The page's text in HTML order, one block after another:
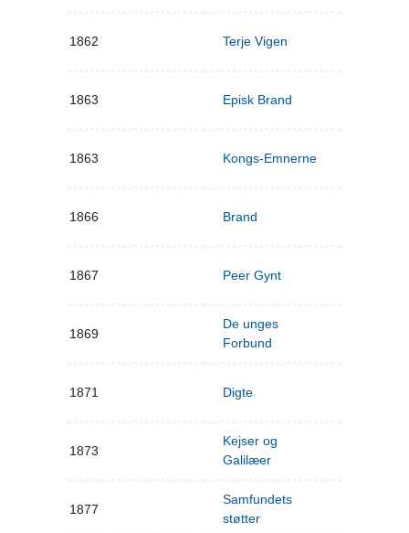
1862 Terje Vigen
1863 Episk Brand
1863 Kongs-Emnerne
1866 Brand
1867 Peer Gynt
1869
De unges
Forbund
1871 Digte
1873
Kejser og
Galilæer
1877
Samfundets
støtter